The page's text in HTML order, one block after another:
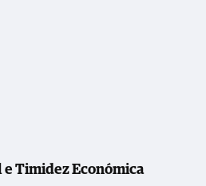
Timidez Económica